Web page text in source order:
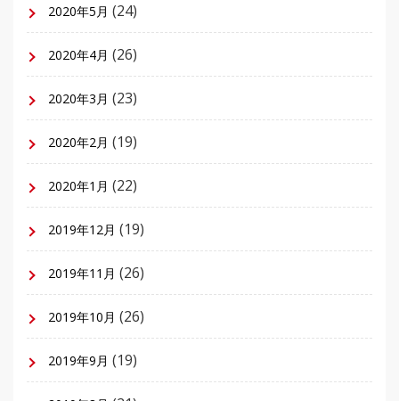
2020年5月 (24)
2020年4月 (26)
2020年3月 (23)
2020年2月 (19)
2020年1月 (22)
2019年12月 (19)
2019年11月 (26)
2019年10月 (26)
2019年9月 (19)